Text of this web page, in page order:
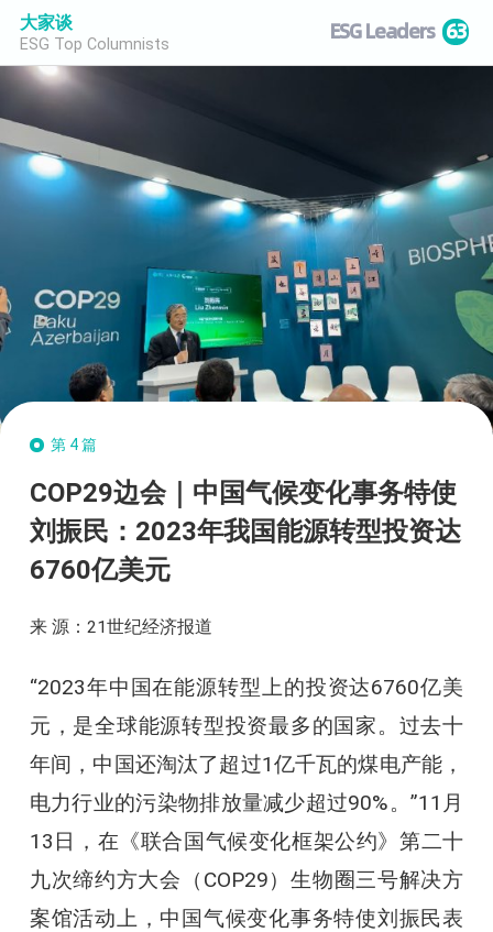
大家谈
ESG Top Columnists ESG Leaders 63
第4篇
COP29边会｜中国气候变化事务特使
刘振民：2023年我国能源转型投资达
6760亿美元
来 源：21世纪经济报道
“2023年中国在能源转型上的投资达6760亿美
元，是全球能源转型投资最多的国家。过去十
年间，中国还淘汰了超过1亿千瓦的煤电产能，
电力行业的污染物排放量减少超过90%。”11月
13日，在《联合国气候变化框架公约》第二十
九次缔约方大会（COP29）生物圈三号解决方
案馆活动上，中国气候变化事务特使刘振民表